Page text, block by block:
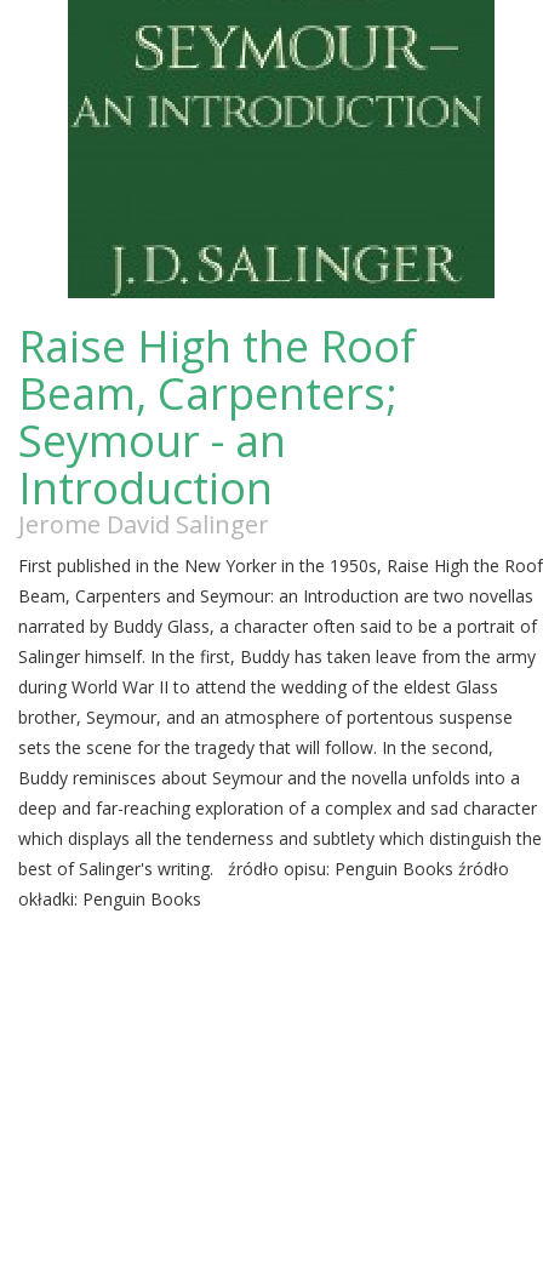
Raise High the Roof
Beam, Carpenters;
Seymour - an
Introduction
Jerome David Salinger
First published in the New Yorker in the 1950s, Raise High the Roof
Beam, Carpenters and Seymour: an Introduction are two novellas
narrated by Buddy Glass, a character often said to be a portrait of
Salinger himself. In the first, Buddy has taken leave from the army
during World War II to attend the wedding of the eldest Glass
brother, Seymour, and an atmosphere of portentous suspense
sets the scene for the tragedy that will follow. In the second,
Buddy reminisces about Seymour and the novella unfolds into a
deep and far-reaching exploration of a complex and sad character
which displays all the tenderness and subtlety which distinguish the
best of Salinger's writing. źródło opisu: Penguin Books źródło
okładki: Penguin Books